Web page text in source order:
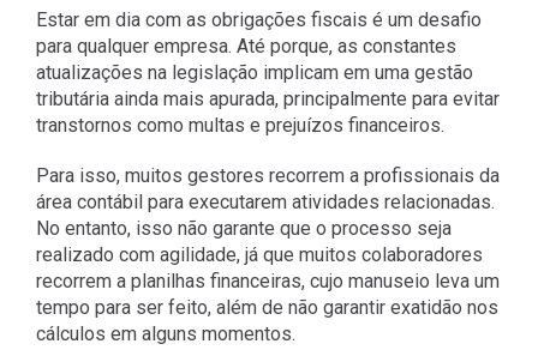
Estar em dia com as obrigações fiscais é um desafio
para qualquer empresa. Até porque, as constantes
atualizações na legislação implicam em uma gestão
tributária ainda mais apurada, principalmente para evitar
transtornos como multas e prejuízos financeiros.
Para isso, muitos gestores recorrem a profissionais da
área contábil para executarem atividades relacionadas.
No entanto, isso não garante que o processo seja
realizado com agilidade, já que muitos colaboradores
recorrem a planilhas financeiras, cujo manuseio leva um
tempo para ser feito, além de não garantir exatidão nos
cálculos em alguns momentos.